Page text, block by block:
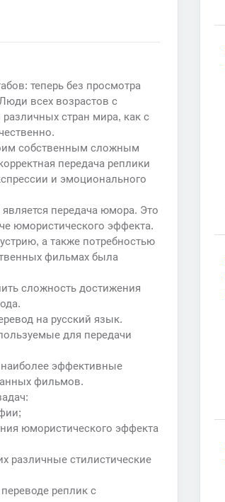
теперь без просмотра
всех возрастов с
стран мира, как с
собственным сложным
передача реплики
и эмоционального
передача юмора. Это
юмористического эффекта.
а также потребностью
фильмах была
сложность достижения
на русский язык.
для передачи
эффективные
фильмов.
юмористического эффекта
различные стилистические
реплик с